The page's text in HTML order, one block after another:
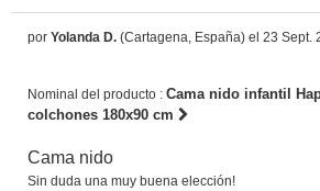
por Yolanda D. (Cartagena, España) el 23 Sept.
Nominal del producto : Cama nido infantil
colchones 180x90 cm
Cama nido
Sin duda una muy buena elección!